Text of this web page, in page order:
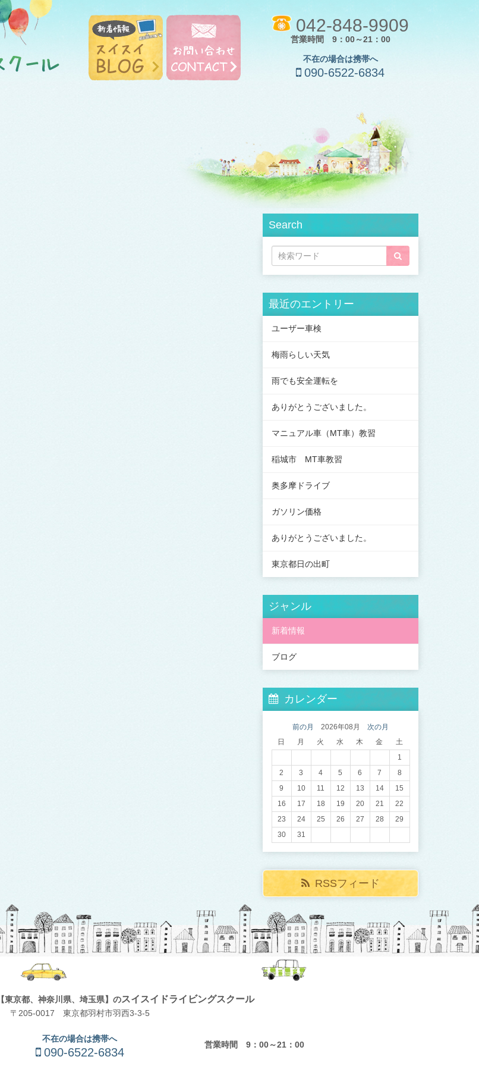
042-848-9909
営業時間 9：00～21：00
不在の場合は携帯へ
090-6522-6834
Search
最近のエントリー
ユーザー車検
梅雨らしい天気
雨でも安全運転を
ありがとうございました。
マニュアル車（MT車）教習
稲城市 MT車教習
奥多摩ドライブ
ガソリン価格
ありがとうございました。
東京都日の出町
ジャンル
新着情報
ブログ
カレンダー
前の月 2026年08月 次の月
日 月 火 水 木 金 土
1
2 3 4 5 6 7 8
9 10 11 12 13 14 15
16 17 18 19 20 21 22
23 24 25 26 27 28 29
30 31
RSSフィード
【東京都、神奈川県、埼玉県】のスイスイドライビングスクール
〒205-0017 東京都羽村市羽西3-3-5
不在の場合は携帯へ
090-6522-6834
営業時間 9：00～21：00